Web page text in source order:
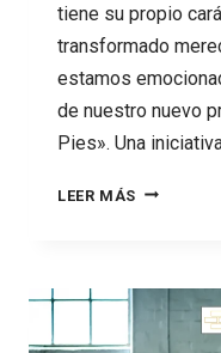
tiene su propio
transformado
estamos
de nuestro nuevo
Pies». Una
LEER MÁS 89
ARTE
BAJO